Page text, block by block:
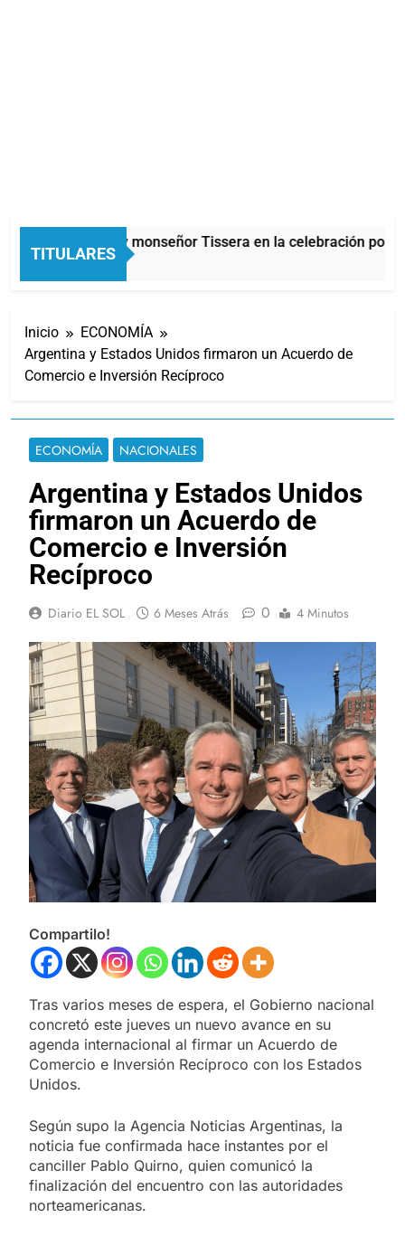
TITULARES
Carlos Balor y monseñor Tissera en la celebración por
16 Minutos Atrás
Inicio
ECONOMÍA
Argentina y Estados Unidos firmaron un Acuerdo de
Comercio e Inversión Recíproco
ECONOMÍA NACIONALES
Argentina y Estados Unidos
firmaron un Acuerdo de
Comercio e Inversión
Recíproco
Diario EL SOL 6 Meses Atrás 0 4 Minutos
Compartilo!
Tras varios meses de espera, el Gobierno nacional
concretó este jueves un nuevo avance en su
agenda internacional al firmar un Acuerdo de
Comercio e Inversión Recíproco con los Estados
Unidos.
Según supo la Agencia Noticias Argentinas, la
noticia fue confirmada hace instantes por el
canciller Pablo Quirno, quien comunicó la
finalización del encuentro con las autoridades
norteamericanas.